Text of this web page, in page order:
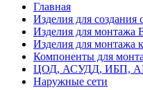
Главная
Изделия для создания
Изделия для
Изделия для монтажа
Компоненты для
ЦОД, АСУДД, ИБП,
Наружные сети